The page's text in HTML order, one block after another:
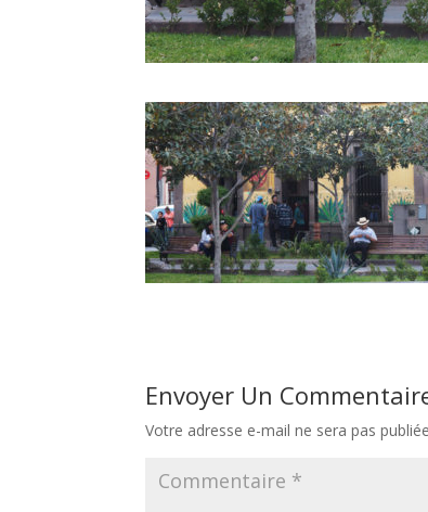
Envoyer Un
Votre adresse e-mail ne sera pas